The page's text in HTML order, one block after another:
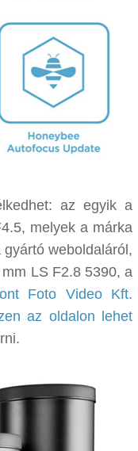
az egyik a
melyek a márka
weboldaláról,
LS F2.8 5390, a
Foto Video Kft.
az oldalon lehet